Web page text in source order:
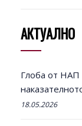
АКТУАЛНО
Глоба от НАП
18.05.2026